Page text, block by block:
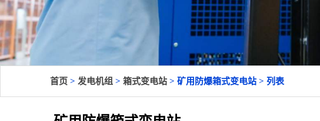
首页 > 发电机组 > 箱式变电站 > 矿用防爆箱式变电站 > 列表